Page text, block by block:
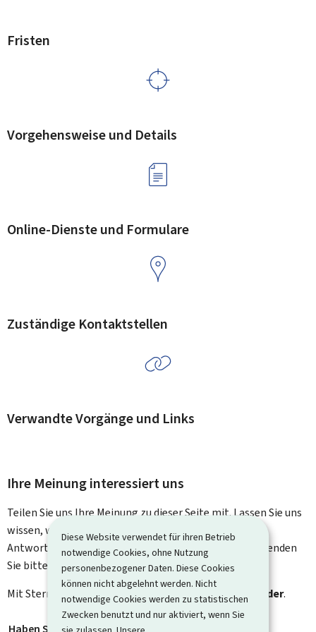
Diese Website verwendet für ihren Betrieb
notwendige Cookies, ohne Nutzung
personenbezogener Daten. Diese Cookies
können nicht abgelehnt werden. Nicht
notwendige Cookies werden zu statistischen
Zwecken benutzt und nur aktiviert, wenn Sie
Fristen
Vorgehensweise und Details
Online-Dienste und Formulare
Zuständige Kontaktstellen
Verwandte Vorgänge und Links
Ihre Meinung interessiert uns
Teilen Sie uns Ihre Meinung zu dieser Seite mit. Lassen Sie uns
wissen, was wir verbessern können. Sie erhalten keine
Antwort auf Ihr Feedback. Für spezifische Fragen verwenden
Sie bitte das Kontaktformular.
Mit Stern gekennzeichnete Felder (
) sind Pflichtfelder.
Haben Sie gefunden, wonach Sie gesucht haben?